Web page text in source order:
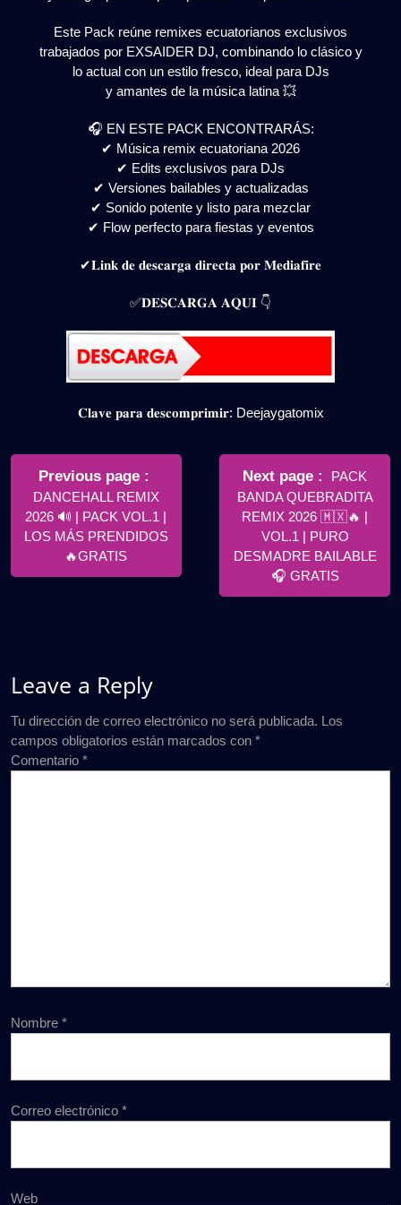
Este Pack reúne remixes ecuatorianos exclusivos
trabajados por EXSAIDER DJ, combinando lo clásico y
lo actual con un estilo fresco, ideal para DJs
y amantes de la música latina 💥
🎧 EN ESTE PACK ENCONTRARÁS:
✔ Música remix ecuatoriana 2026
✔ Edits exclusivos para DJs
✔ Versiones bailables y actualizadas
✔ Sonido potente y listo para mezclar
✔ Flow perfecto para fiestas y eventos
✔𝐋𝐢𝐧𝐤 𝐝𝐞 𝐝𝐞𝐬𝐜𝐚𝐫𝐠𝐚 𝐝𝐢𝐫𝐞𝐜𝐭𝐚 𝐩𝐨𝐫 𝐌𝐞𝐝𝐢𝐚𝐟𝐢𝐫𝐞
✅𝐃𝐄𝐒𝐂𝐀𝐑𝐆𝐀 𝐀𝐐𝐔𝐈 👇
𝐂𝐥𝐚𝐯𝐞 𝐩𝐚𝐫𝐚 𝐝𝐞𝐬𝐜𝐨𝐦𝐩𝐫𝐢𝐦𝐢𝐫: Deejaygatomix
Navegación
entradas
Previous page
Posts
DANCEHALL REMIX
2026 🔊 | PACK VOL.1 |
LOS MÁS PRENDIDOS
🔥GRATIS
Next page
Newer
Posts
PACK
BANDA QUEBRADITA
REMIX 2026 🇲🇽🔥 |
VOL.1 | PURO
DESMADRE BAILABLE
🎧 GRATIS
Leave a Reply
Tu dirección de correo electrónico no será publicada. Los
campos obligatorios están marcados con *
Comentario *
Nombre *
Correo electrónico *
Web